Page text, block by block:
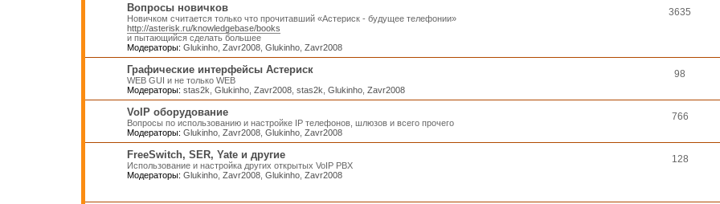
Вопросы новичков
Новичком считается только что прочитавший «Астериск - будущее телефонии»
http://asterisk.ru/knowledgebase/books
и пытающийся сделать большее
Модераторы: Glukinho, Zavr2008, Glukinho, Zavr2008
3635
Графические интерфейсы Астериск
WEB GUI и не только WEB
Модераторы: stas2k Glukinho, Zavr2008, stas2k Glukinho, Zavr2008
98
VoIP оборудование
Вопросы по использованию и настройке IP телефонов, шлюзов и всего прочего
Модераторы: Glukinho, Zavr2008, Glukinho, Zavr2008
766
FreeSwitch, SER, Yate и другие
Использование и настройка других открытых VoIP PBX
Модераторы: Glukinho, Zavr2008, Glukinho, Zavr2008
128